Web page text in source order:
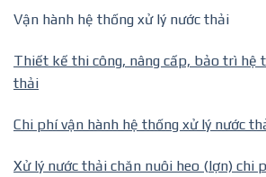
Vận hành hệ thống xử lý nước thải
Thiết kế thi công, nâng cấp, bảo trì hệ
thải
Chi phí vận hành hệ thống xử lý nước
Xử lý nước thải chăn nuôi heo (lợn) chi